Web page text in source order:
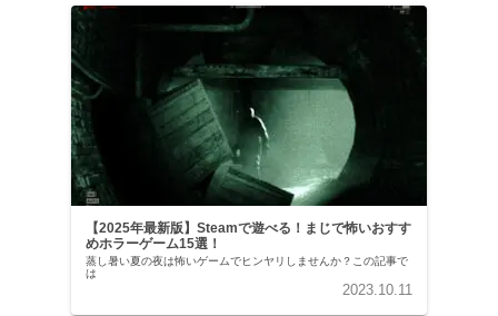
【2025年最新版】Steamで遊べる！まじで怖いおすす
めホラーゲーム15選！
蒸し暑い夏の夜は怖いゲームでヒンヤリしませんか？この記事で
は
2023.10.11